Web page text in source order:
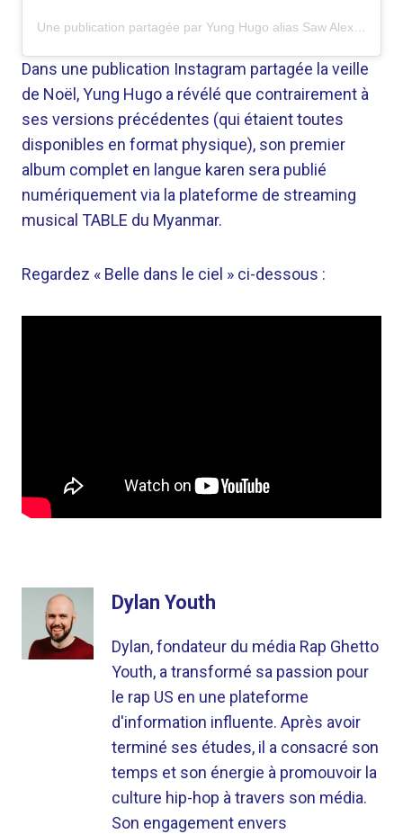
Dans une publication Instagram partagée la veille
de Noël, Yung Hugo a révélé que contrairement à
ses versions précédentes (qui étaient toutes
disponibles en format physique), son premier
album complet en langue karen sera publié
numériquement via la plateforme de streaming
musical TABLE du Myanmar.
Regardez « Belle dans le ciel » ci-dessous :
Dylan Youth
Dylan, fondateur du média Rap Ghetto
Youth, a transformé sa passion pour
le rap US en une plateforme
d'information influente. Après avoir
terminé ses études, il a consacré son
temps et son énergie à promouvoir la
culture hip-hop à travers son média.
Son engagement envers